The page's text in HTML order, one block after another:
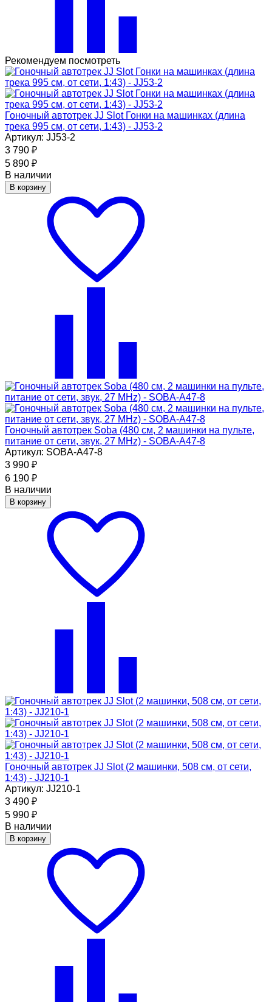
Рекомендуем посмотреть
Гоночный автотрек JJ Slot Гонки на машинках (длина
трека 995 см, от сети, 1:43) - JJ53-2
Артикул: JJ53-2
3 790 ₽
5 890 ₽
В наличии
В корзину
Гоночный автотрек Soba (480 см, 2 машинки на пульте,
питание от сети, звук, 27 MHz) - SOBA-A47-8
Артикул: SOBA-A47-8
3 990 ₽
6 190 ₽
В наличии
В корзину
Гоночный автотрек JJ Slot (2 машинки, 508 см, от сети,
1:43) - JJ210-1
Артикул: JJ210-1
3 490 ₽
5 990 ₽
В наличии
В корзину